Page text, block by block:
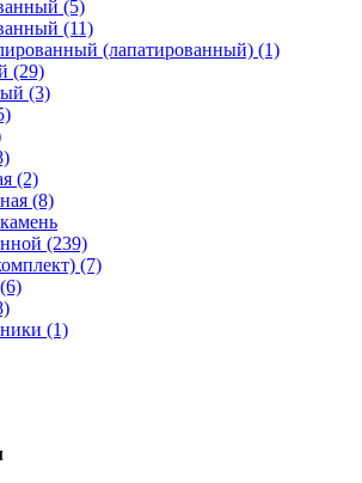
(5)
(11)
(лапатированный) (1)
(29)
(3)
(2)
(8)
(239)
(7)
(1)